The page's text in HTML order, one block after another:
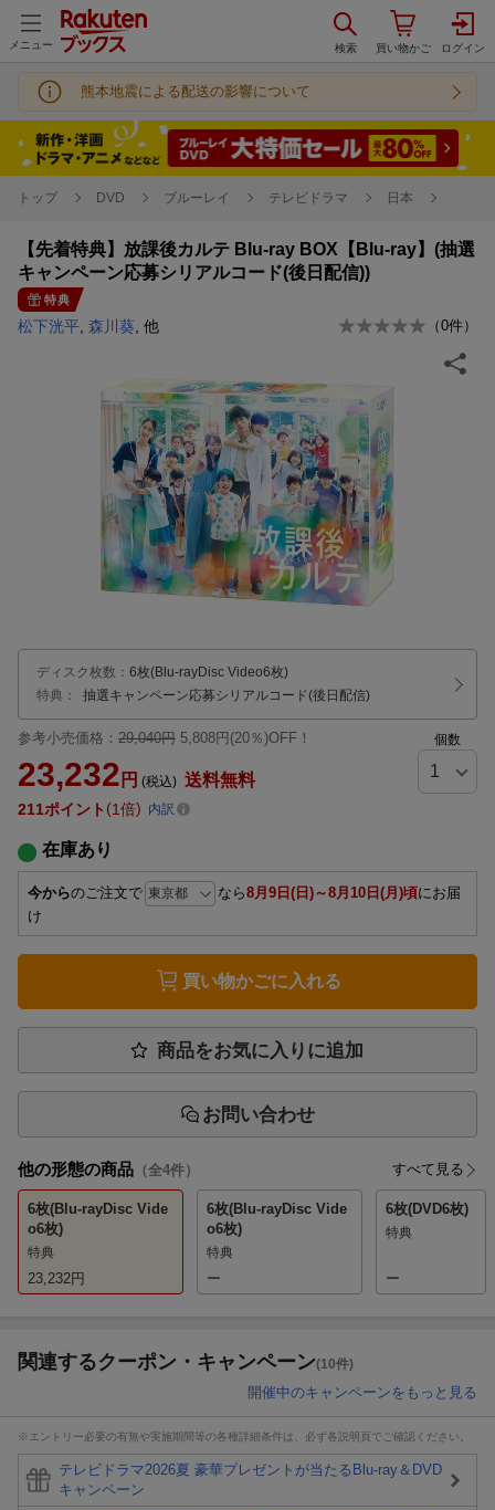
メニュー
熊本地震による配送の影響について
トップ DVD ブルーレイ テレビドラマ 日本
【先着特典】放課後カルテ Blu-ray BOX【Blu-ray】(抽選
キャンペーン応募シリアルコード(後日配信))
特典
松下洸平 森川葵 , 他 （0件）
ディスク枚数 ： 6枚(Blu-rayDisc Video6枚)
特典：
抽選キャンペーン応募シリアルコード(後日配信)
参考小売価格： 29,040円 5,808円(20％)OFF！
23,232 円 (税込) 送料無料
個数
211ポイント 1倍 内訳
在庫あり
今からのご注文で なら8月9日(日)～8月10日(月)頃にお届
け
買い物かごに入れる
商品をお気に入りに追加
お問い合わせ
他の形態の商品 （全4件） すべて見る
6枚(Blu-rayDisc Vide
o6枚)
特典
23,232円
6枚(Blu-rayDisc Vide
o6枚)
特典
ー
6枚(DVD6枚)
特典
ー
関連するクーポン・キャンペーン(10件)
開催中のキャンペーンをもっと見る
※エントリー必要の有無や実施期間等の各種詳細条件は、必ず各説明頁でご確認ください。
テレビドラマ2026夏 豪華プレゼントが当たるBlu-ray＆DVD
キャンペーン